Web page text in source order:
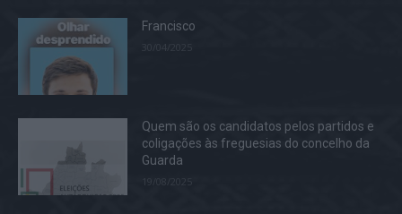
Francisco
30/04/2025
Quem são os candidatos pelos partidos e
coligações às freguesias do concelho da
Guarda
19/08/2025